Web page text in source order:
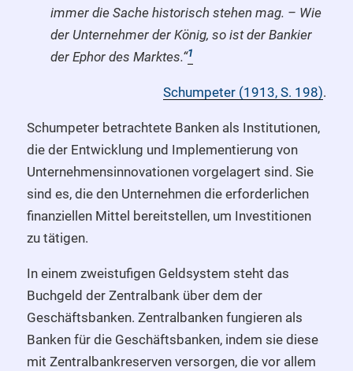
immer die Sache historisch stehen mag. – Wie
der Unternehmer der König, so ist der Bankier
der Ephor des Marktes.“1
Schumpeter (1913, S. 198).
Schumpeter betrachtete Banken als Institutionen,
die der Entwicklung und Implementierung von
Unternehmensinnovationen vorgelagert sind. Sie
sind es, die den Unternehmen die erforderlichen
finanziellen Mittel bereitstellen, um Investitionen
zu tätigen.
In einem zweistufigen Geldsystem steht das
Buchgeld der Zentralbank über dem der
Geschäftsbanken. Zentralbanken fungieren als
Banken für die Geschäftsbanken, indem sie diese
mit Zentralbankreserven versorgen, die vor allem